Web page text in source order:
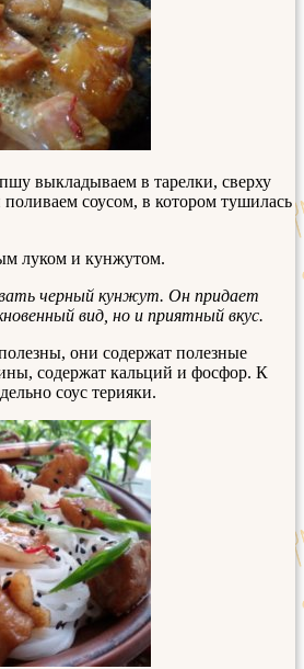
выкладываем в тарелки, сверху
соусом, в котором тушилась
луком и кунжутом.
черный кунжут. Он придает
вид, но и приятный вкус.
они содержат полезные
содержат кальций и фосфор. К
соус терияки.